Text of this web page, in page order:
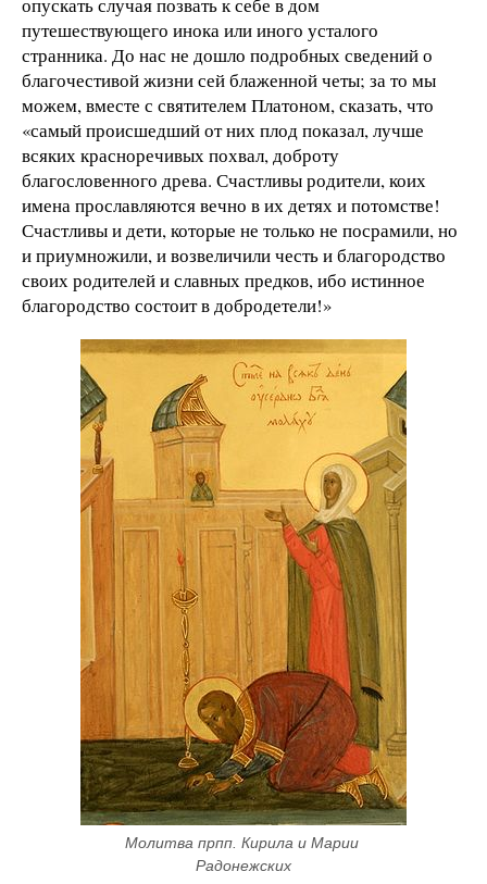
путешествующего инока или иного усталого
странника. До нас не дошло подробных сведений о
благочестивой жизни сей блаженной четы; за то мы
можем, вместе с святителем Платоном, сказать, что
«самый происшедший от них плод показал, лучше
всяких красноречивых похвал, доброту
благословенного древа. Счастливы родители, коих
имена прославляются вечно в их детях и потомстве!
Счастливы и дети, которые не только не посрамили, но
и приумножили, и возвеличили честь и благородство
своих родителей и славных предков, ибо истинное
благородство состоит в добродетели!»
Молитва прпп. Кирила и Марии
Радонежских